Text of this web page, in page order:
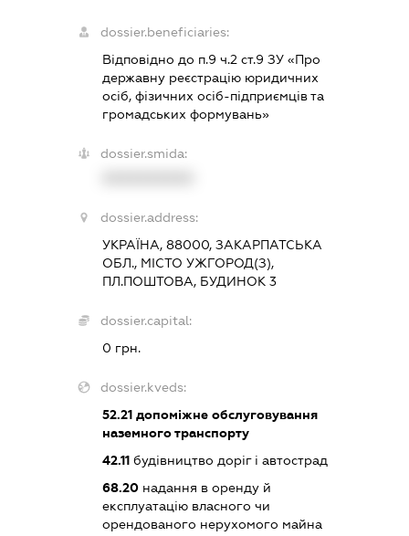
dossier.beneficiaries:
Відповідно до п.9 ч.2 ст.9 ЗУ «Про
державну реєстрацію юридичних
осіб, фізичних осіб-підприємців та
громадських формувань»
dossier.smida:
dossier.address:
УКРАЇНА, 88000, ЗАКАРПАТСЬКА
ОБЛ., МІСТО УЖГОРОД(З),
ПЛ.ПОШТОВА, БУДИНОК 3
dossier.capital:
0 грн.
dossier.kveds:
52.21допоміжне обслуговування
наземного транспорту
42.11будівництво доріг і автострад
68.20надання в оренду й
експлуатацію власного чи
орендованого нерухомого майна